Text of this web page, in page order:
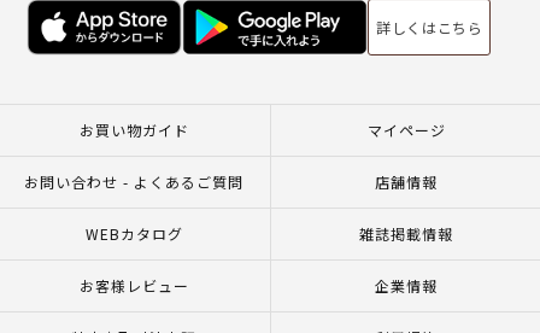
詳しくはこちら
お買い物ガイド マイページ
お問い合わせ - よくあるご質問 店舗情報
WEBカタログ 雑誌掲載情報
お客様レビュー 企業情報